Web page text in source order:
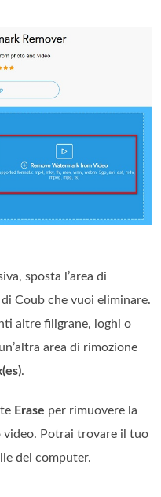
sposta l’area di
Coub che vuoi eliminare.
altre filigrane, loghi o
area di rimozione
.
Erase per rimuovere la
video. Potrai trovare il tuo
del computer.